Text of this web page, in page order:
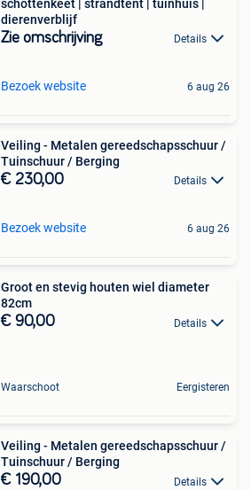
schottenkeet | strandtent | tuinhuis |
dierenverblijf
Zie omschrijving Details
Bezoek website 6 aug 26
Veiling - Metalen gereedschapsschuur /
Tuinschuur / Berging
€ 230,00 Details
Bezoek website 6 aug 26
Groot en stevig houten wiel diameter
82cm
€ 90,00 Details
Waarschoot Eergisteren
Veiling - Metalen gereedschapsschuur /
Tuinschuur / Berging
€ 190,00 Details